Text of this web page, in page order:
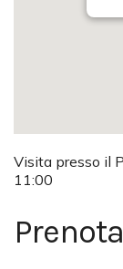
Visita presso il
11:00